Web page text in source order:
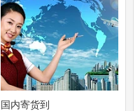
国内寄货到